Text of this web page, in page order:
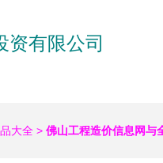
资有限公司
大全 > 佛山工程造价信息网与